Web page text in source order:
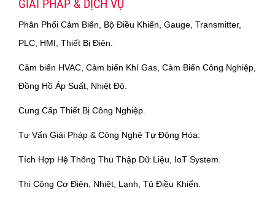
GIẢI PHÁP & DỊCH VỤ
Phân Phối Cảm Biến, Bộ Điều Khiển, Gauge, Transmitter,
PLC, HMI, Thiết Bị Điện.
Cảm biến HVAC, Cảm biến Khí Gas, Cảm Biến Công Nghiệp,
Đồng Hồ Áp Suất, Nhiệt Độ.
Cung Cấp Thiết Bị Công Nghiệp.
Tư Vấn Giải Pháp & Công Nghệ Tự Động Hóa.
Tích Hợp Hệ Thống Thu Thập Dữ Liệu, IoT System.
Thi Công Cơ Điện, Nhiệt, Lạnh, Tủ Điều Khiển.